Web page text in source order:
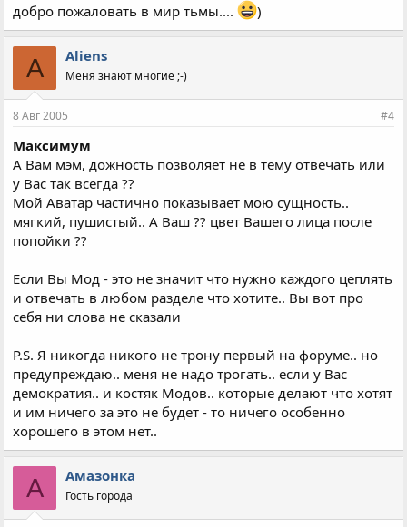
добро пожаловать в мир тьмы....
)
A Aliens
Меня знают многие ;-)
8 Авг 2005 #4
Максимум
А Вам мэм, дожность позволяет не в тему отвечать или
у Вас так всегда ??
Мой Аватар частично показывает мою сущность..
мягкий, пушистый.. А Ваш ?? цвет Вашего лица после
попойки ??
Если Вы Мод - это не значит что нужно каждого цеплять
и отвечать в любом разделе что хотите.. Вы вот про
себя ни слова не сказали
P.S. Я никогда никого не трону первый на форуме.. но
предупреждаю.. меня не надо трогать.. если у Вас
демократия.. и костяк Модов.. которые делают что хотят
и им ничего за это не будет - то ничего особенно
хорошего в этом нет..
А Амазонка
Гость города